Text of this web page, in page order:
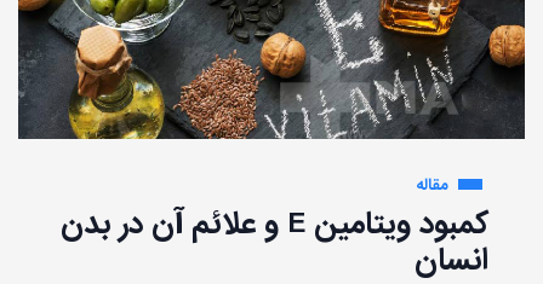
مقاله
کمبود ویتامین E و علائم آن در بدن
انسان